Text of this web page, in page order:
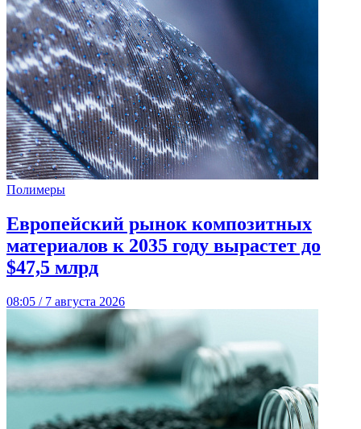
Полимеры
Европейский рынок композитных
материалов к 2035 году вырастет до
$47,5 млрд
08:05 / 7 августа 2026